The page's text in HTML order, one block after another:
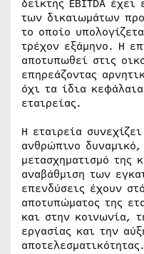
δείκτης EBITDA
των δικαιωμάτων
το οποίο
τρέχον εξάμηνο. Η
αποτυπωθεί στις
επηρεάζοντας
όχι τα ίδια
εταιρείας.
Η εταιρεία
ανθρώπινο
μετασχηματισμό της
αναβάθμιση των
επενδύσεις έχουν
αποτυπώματος της
και στην κοινωνία,
εργασίας και την
αποτελεσματικότητας.